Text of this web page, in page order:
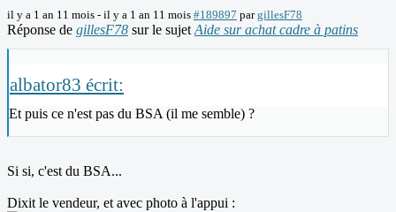
il y a 1 an 11 mois - il y a 1 an 11 mois #189897 pargillesF78
Réponse de gillesF78 sur le sujet Aide sur achat cadre à patins
albator83 écrit:
Et puis ce n'est pas du BSA (il me semble) ?
Si si, c'est du BSA...
Dixit le vendeur, et avec photo à l'appui :